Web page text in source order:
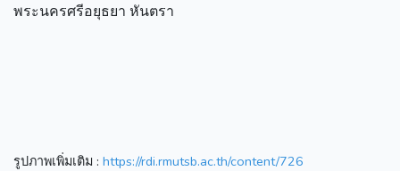
พระนครศรีอยุธยา หันตรา
รูปภาพเพิ่มเติม : https://rdi.rmutsb.ac.th/content/726